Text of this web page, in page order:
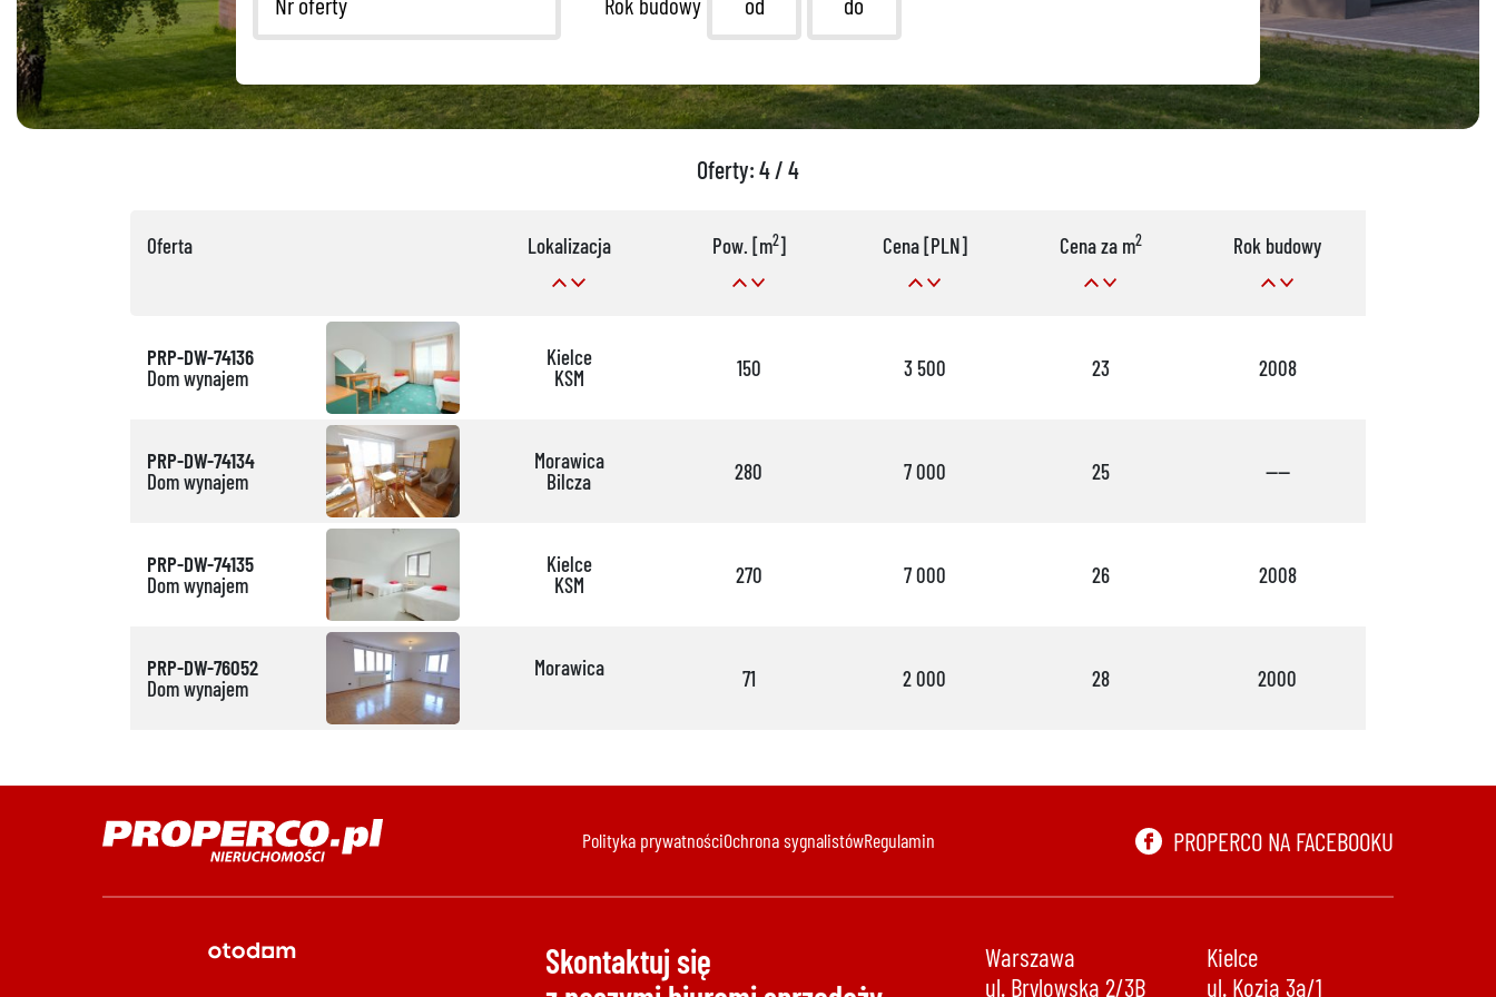
Oferty: 4 / 4
Oferta Lokalizacja Pow. [m2] Cena [PLN] Cena za m2 Rok budowy
PRP-DW-74136
Dom wynajem
Kielce
KSM
150 3 500 23 2008
PRP-DW-74134
Dom wynajem
Morawica
Bilcza
280 7 000 25 ----
PRP-DW-74135
Dom wynajem
Kielce
KSM
270 7 000 26 2008
PRP-DW-76052
Dom wynajem
Morawica 71 2 000 28 2000
Polityka prywatnościOchrona sygnalistówRegulamin PROPERCO NA FACEBOOKU
Skontaktuj się
Warszawa
ul. Brylowska 2/3B
Kielce
ul. Kozia 3a/1